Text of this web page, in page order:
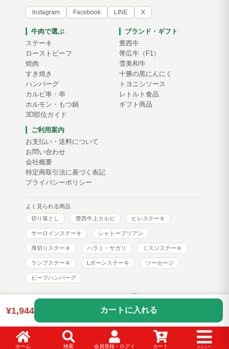
Instagram Facebook LINE X
牛肉で選ぶ
ステーキ
ローストビーフ
焼肉
すき焼き
ハンバーグ
カルビ串・串
ホルモン・もつ鍋
3D部位ガイド
ブランド・ギフト
豊西牛
帯広牛（F1）
雪美和牛
十勝の黒にんにく
トヨニシソース
レトルト食品
ギフト商品
ご利用案内
お支払い・送料について
お問い合わせ
会社概要
特定商取引法に基づく表記
プライバシーポリシー
よく見られる商品
切り落とし
豊西牛上カルビ ヒレステーキ
サーロインステーキ シャトーブリアン
厚切りステーキ ハラミ・サガリ ミスジステーキ
ランプステーキ Lボーンステーキ ソーセージ
ビーフハンバーグ
トヨニシファーム コーポレートサイト通販サイトブログ
ホーム 検索 会員登録・ログイ カート メニュー
Copyright © toyonishi farm. All Rights Reserved.
¥1,944 カートに入れる